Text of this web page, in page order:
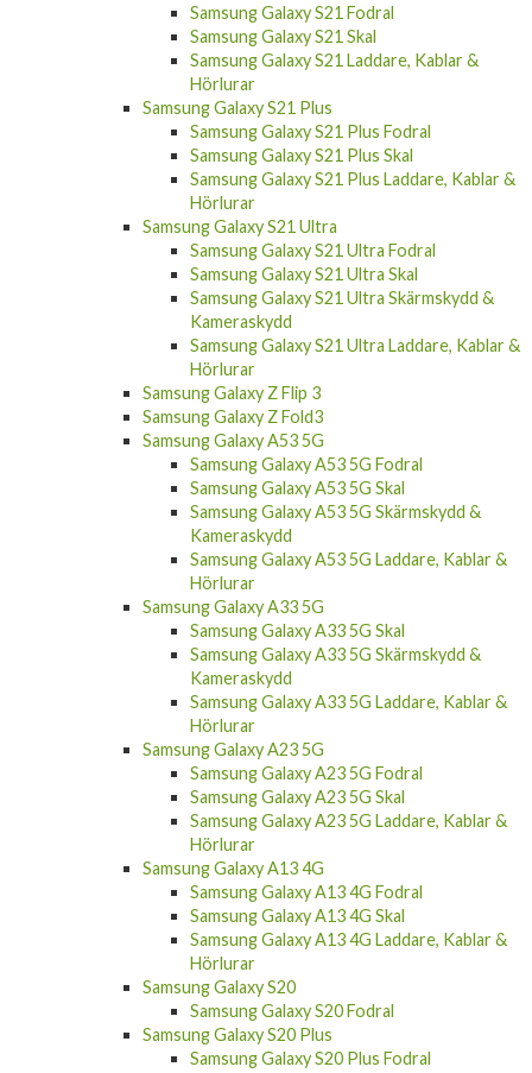
Samsung Galaxy S21 Fodral
Samsung Galaxy S21 Skal
Samsung Galaxy S21 Laddare, Kablar &
Hörlurar
Samsung Galaxy S21 Plus
Samsung Galaxy S21 Plus Fodral
Samsung Galaxy S21 Plus Skal
Samsung Galaxy S21 Plus Laddare, Kablar &
Hörlurar
Samsung Galaxy S21 Ultra
Samsung Galaxy S21 Ultra Fodral
Samsung Galaxy S21 Ultra Skal
Samsung Galaxy S21 Ultra Skärmskydd &
Kameraskydd
Samsung Galaxy S21 Ultra Laddare, Kablar &
Hörlurar
Samsung Galaxy Z Flip 3
Samsung Galaxy Z Fold3
Samsung Galaxy A53 5G
Samsung Galaxy A53 5G Fodral
Samsung Galaxy A53 5G Skal
Samsung Galaxy A53 5G Skärmskydd &
Kameraskydd
Samsung Galaxy A53 5G Laddare, Kablar &
Hörlurar
Samsung Galaxy A33 5G
Samsung Galaxy A33 5G Skal
Samsung Galaxy A33 5G Skärmskydd &
Kameraskydd
Samsung Galaxy A33 5G Laddare, Kablar &
Hörlurar
Samsung Galaxy A23 5G
Samsung Galaxy A23 5G Fodral
Samsung Galaxy A23 5G Skal
Samsung Galaxy A23 5G Laddare, Kablar &
Hörlurar
Samsung Galaxy A13 4G
Samsung Galaxy A13 4G Fodral
Samsung Galaxy A13 4G Skal
Samsung Galaxy A13 4G Laddare, Kablar &
Hörlurar
Samsung Galaxy S20
Samsung Galaxy S20 Fodral
Samsung Galaxy S20 Plus
Samsung Galaxy S20 Plus Fodral